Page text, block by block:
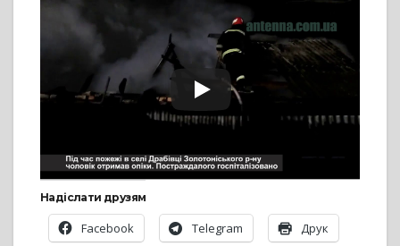
Надіслати друзям
Facebook Telegram Друк